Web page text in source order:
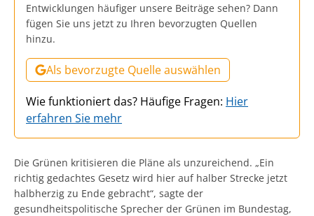
Entwicklungen häufiger unsere Beiträge sehen? Dann
fügen Sie uns jetzt zu Ihren bevorzugten Quellen
hinzu.
Als bevorzugte Quelle auswählen
Wie funktioniert das? Häufige Fragen: Hier
erfahren Sie mehr
Die Grünen kritisieren die Pläne als unzureichend. „Ein
richtig gedachtes Gesetz wird hier auf halber Strecke jetzt
halbherzig zu Ende gebracht“, sagte der
gesundheitspolitische Sprecher der Grünen im Bundestag,